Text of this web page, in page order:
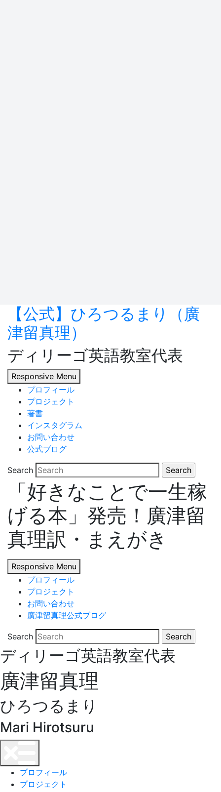
【公式】ひろつるまり（廣
津留真理）
ディリーゴ英語教室代表
Responsive Menu
プロフィール
プロジェクト
著書
インスタグラム
お問い合わせ
公式ブログ
Search
「好きなことで一生稼
げる本」発売！廣津留
真理訳・まえがき
Responsive Menu
プロフィール
プロジェクト
お問い合わせ
廣津留真理公式ブログ
Search
ディリーゴ英語教室代表
廣津留真理
ひろつるまり
Mari Hirotsuru
プロフィール
プロジェクト